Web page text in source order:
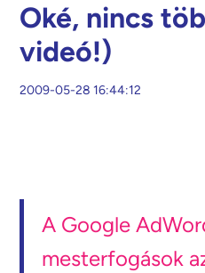
Oké, nincs
videó!)
2009-05-28 16:44:12
A Google
mesterfogások